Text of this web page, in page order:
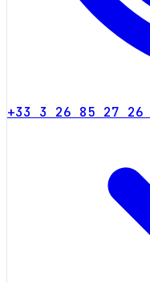
+33 3 26 85 27 26